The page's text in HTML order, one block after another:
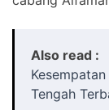
Also read :
Tengah